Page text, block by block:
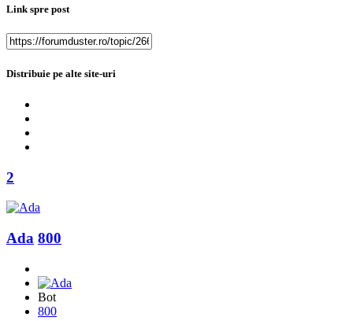
Link spre post
Distribuie pe alte site-uri
2
Ada 800
Bot
800